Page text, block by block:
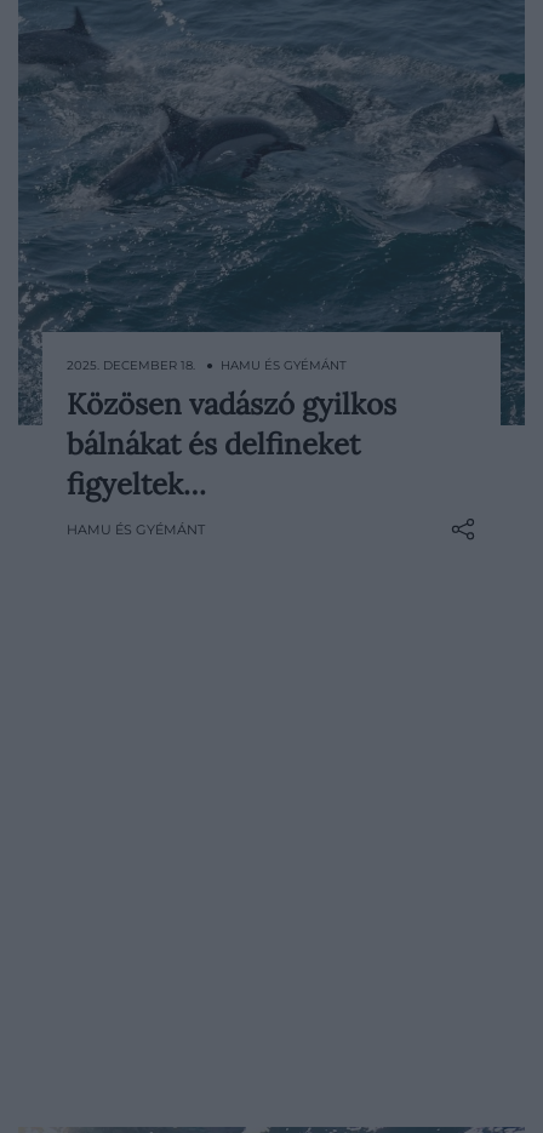
A tengerek világa ritkán enged
betekintést ilyen tiszta formában a fajok
közötti együttműködésbe. A kanadai Brit-
Kolumbia partjainál a kutatók most
először figyeltek meg tudatos,
2025. DECEMBER 18. ● HAMU ÉS GYÉMÁNT
Közösen vadászó gyilkos
bálnákat és delfineket
figyeltek…
HAMU ÉS GYÉMÁNT